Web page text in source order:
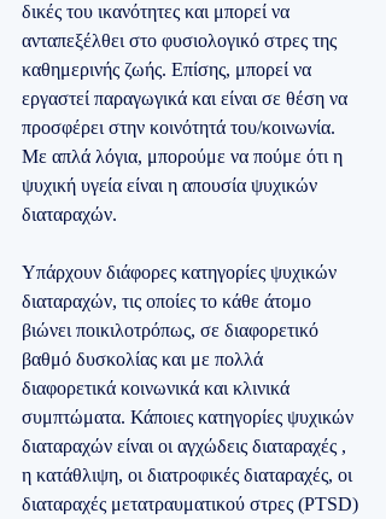
δικές του ικανότητες και μπορεί να
ανταπεξέλθει στο φυσιολογικό στρες της
καθημερινής ζωής. Επίσης, μπορεί να
εργαστεί παραγωγικά και είναι σε θέση να
προσφέρει στην κοινότητά του/κοινωνία.
Με απλά λόγια, μπορούμε να πούμε ότι η
ψυχική υγεία είναι η απουσία ψυχικών
διαταραχών.
Υπάρχουν διάφορες κατηγορίες ψυχικών
διαταραχών, τις οποίες το κάθε άτομο
βιώνει ποικιλοτρόπως, σε διαφορετικό
βαθμό δυσκολίας και με πολλά
διαφορετικά κοινωνικά και κλινικά
συμπτώματα. Κάποιες κατηγορίες ψυχικών
διαταραχών είναι οι αγχώδεις διαταραχές ,
η κατάθλιψη, οι διατροφικές διαταραχές, οι
διαταραχές μετατραυματικού στρες (PTSD)